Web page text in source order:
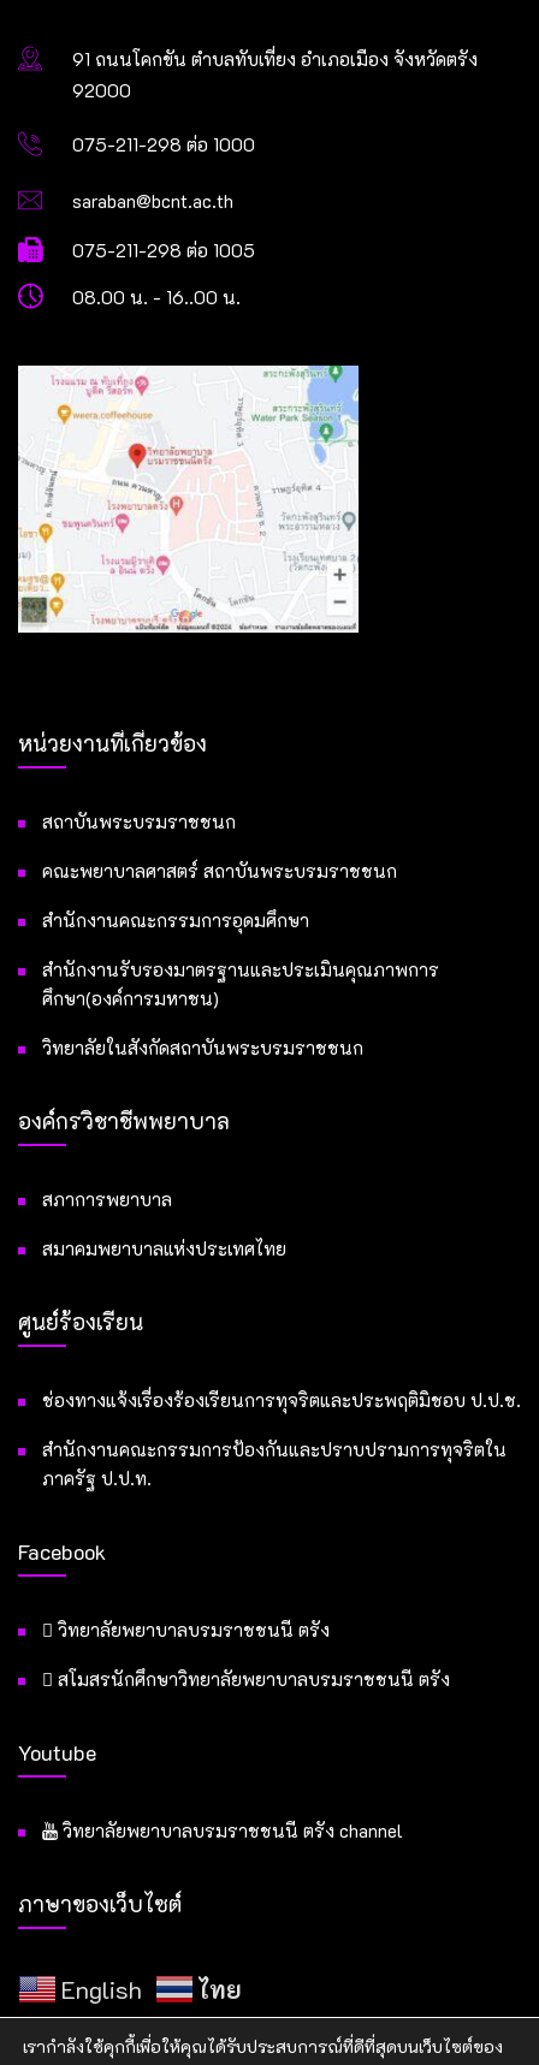
91 ถนนโคกขัน ตำบลทับเที่ยง อำเภอเมือง จังหวัดตรัง
92000
075-211-298 ต่อ 1000
saraban@bcnt.ac.th
075-211-298 ต่อ 1005
08.00 น. - 16..00 น.
หน่วยงานที่เกี่ยวข้อง
สถาบันพระบรมราชชนก
คณะพยาบาลศาสตร์ สถาบันพระบรมราชชนก
สำนักงานคณะกรรมการอุดมศึกษา
สำนักงานรับรองมาตรฐานและประเมินคุณภาพการ
ศึกษา(องค์การมหาชน)
วิทยาลัยในสังกัดสถาบันพระบรมราชชนก
องค์กรวิชาชีพพยาบาล
สภาการพยาบาล
สมาคมพยาบาลแห่งประเทศไทย
ศูนย์ร้องเรียน
ช่องทางแจ้งเรื่องร้องเรียนการทุจริตและประพฤติมิชอบ ป.ป.ช.
สำนักงานคณะกรรมการป้องกันและปราบปรามการทุจริตใน
ภาครัฐ ป.ป.ท.
Facebook
วิทยาลัยพยาบาลบรมราชชนนี ตรัง
สโมสรนักศึกษาวิทยาลัยพยาบาลบรมราชชนนี ตรัง
Youtube
วิทยาลัยพยาบาลบรมราชชนนี ตรัง channel
ภาษาของเว็บไซต์
English ไทย
เรากำลังใช้คุกกี้เพื่อให้คุณได้รับประสบการณ์ที่ดีที่สุดบนเว็บไซต์ของ